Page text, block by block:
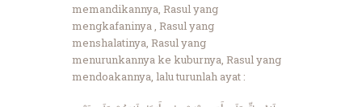
memandikannya, Rasul yang
mengkafaninya , Rasul yang
menshalatinya, Rasul yang
menurunkannya ke kuburnya, Rasul yang
mendoakannya, lalu turunlah ayat :